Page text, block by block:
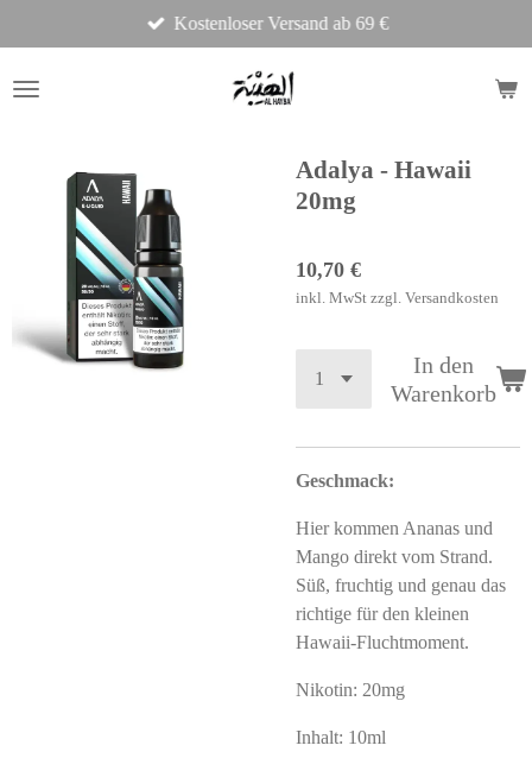
Hauptinhalt
springen
Kostenloser Versand ab 69 €
Adalya - Hawaii
20mg
10,70 €
inkl. MwSt zzgl. Versandkosten
In den
Warenkorb
Geschmack:
Hier kommen Ananas und
Mango direkt vom Strand.
Süß, fruchtig und genau das
richtige für den kleinen
Hawaii-Fluchtmoment.
Nikotin: 20mg
Inhalt: 10ml